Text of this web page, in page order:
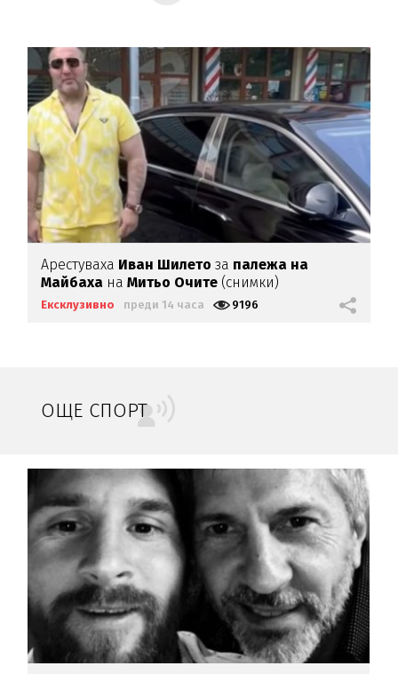
Арестуваха Иван Шилетоза палежа на
Майбаха наМитьо Очите (снимки)
Ексклузивно преди 14 часа 9196
ОЩЕ СПОРТ